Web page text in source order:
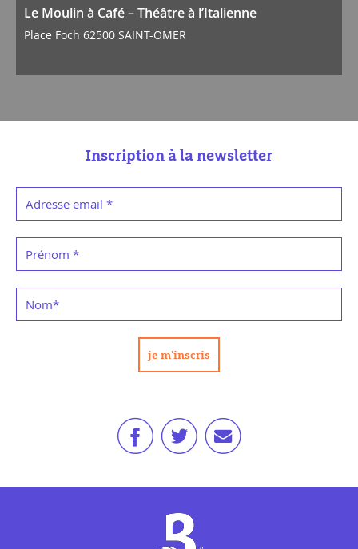
Le Moulin à Café – Théâtre à l’Italienne
Place Foch 62500 SAINT-OMER
Inscription à la newsletter
Adresse email *
Prénom *
Nom*